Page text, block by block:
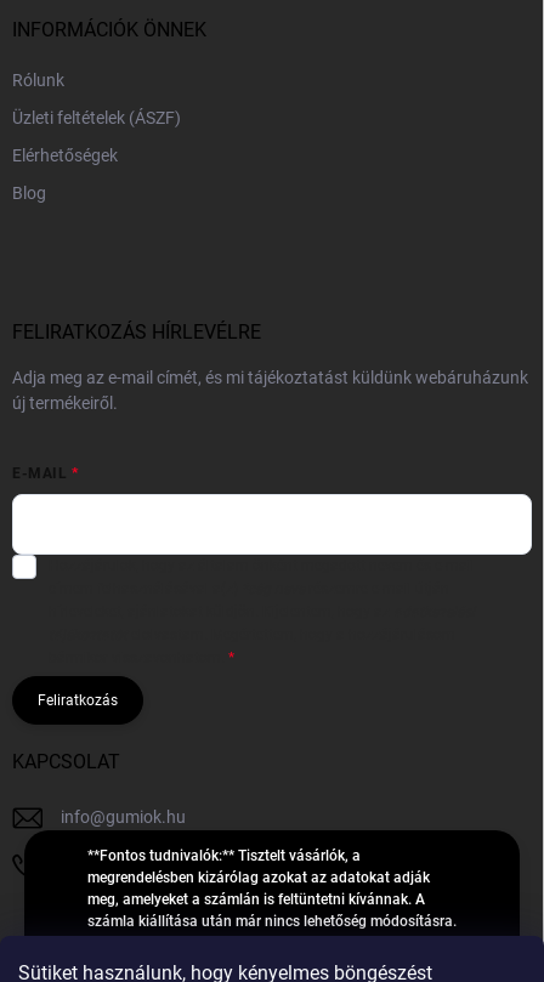
Sütiket használunk, hogy kényelmes böngészést
**Fontos tudnivalók:** Tisztelt vásárlók, a
megrendelésben kizárólag azokat az adatokat adják
meg, amelyeket a számlán is feltüntetni kívánnak. A
számla kiállítása után már nincs lehetőség módosításra.
feldolgozása” státusz alatt van lehetőség! Csak új,
INFORMÁCIÓK ÖNNEK
Rólunk
Üzleti feltételek (ÁSZF)
Elérhetőségek
Blog
FELIRATKOZÁS HÍRLEVÉLRE
Adja meg az e-mail címét, és mi tájékoztatást küldünk webáruházunk
új termékeiről.
E-MAIL
Feliratkozás
KAPCSOLAT
info@gumiok.hu
+36705429902